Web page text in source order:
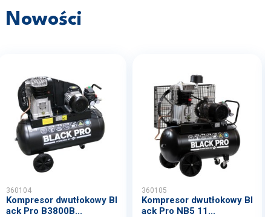
Nowości
360104
Kompresor dwutłokowy Bl
ack Pro B3800B...
360105
Kompresor dwutłokowy Bl
ack Pro NB5 11...